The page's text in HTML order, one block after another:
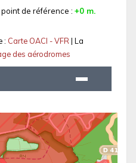
de référence : +0 m.
: Carte OACI - VFR| La
des aérodromes